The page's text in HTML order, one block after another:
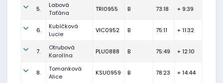
5.
Labová
Taťána
TRI0955 B 73:18 + 9:39
6.
Kubíčková
Lucie
VIC0952 B 75:11 + 11:32
7.
Otrubová
Karolína
PLU0888 B 75:49 + 12:10
8.
Tomanková
Alice
KSU0959 B 78:23 + 14:44